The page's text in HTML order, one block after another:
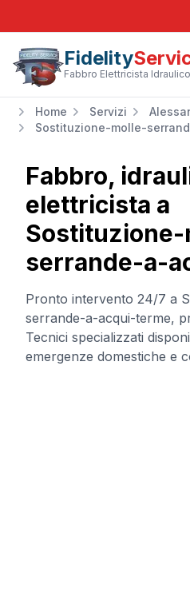
Fidelity
Fabbro Elettricista Idraulico
Home Servizi
Sostituzione-molle-
Fabbro,
elettricista a
Sostituzione-
serrande-a-
Pronto intervento 24/7 a
serrande-a-acqui-terme,
Tecnici specializzati
emergenze domestiche e